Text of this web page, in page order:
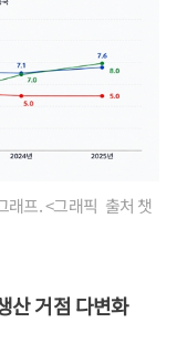
래프. <그래픽 출처 챗
산 거점 다변화